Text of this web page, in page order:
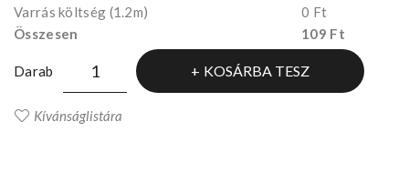
Varrás költség (1.2m)
0 Ft
Összesen
109 Ft
Darab KOSÁRBA TESZ
Kívánságlistára